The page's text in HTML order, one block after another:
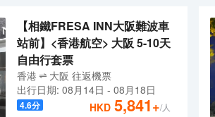
【相鐵FRESA INN大阪難波車
站前】<香港航空> 大阪 5-10天
自由行套票
香港 大阪 往返機票
出行日期: 08月14日 - 08月18日
4.6分 HKD 5,841+/人